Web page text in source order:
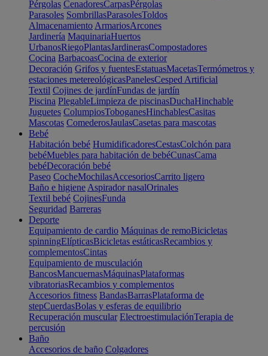
Pérgolas CenadoresCarpasPérgolas
Parasoles SombrillasParasolesToldos
Almacenamiento ArmariosArcones
Jardinería MaquinariaHuertos
UrbanosRiegoPlantasJardinerasCompostadores
Cocina BarbacoasCocina de exterior
Decoración Grifos y fuentesEstatuasMacetasTermómetros y
estaciones metereológicasPanelesCesped Artificial
Textil Cojines de jardínFundas de jardín
Piscina PlegableLimpieza de piscinasDuchaHinchable
Juguetes ColumpiosToboganesHinchablesCasitas
Mascotas ComederosJaulasCasetas para mascotas
Bebé
Habitación bebé HumidificadoresCestasColchón para
bebéMuebles para habitación de bebéCunasCama
bebéDecoración bebé
Paseo CocheMochilasAccesoriosCarrito ligero
Baño e higiene Aspirador nasalOrinales
Textil bebé CojinesFunda
Seguridad Barreras
Deporte
Equipamiento de cardio Máquinas de remoBicicletas
spinningElípticasBicicletas estáticasRecambios y
complementosCintas
Equipamiento de musculación
BancosMancuernasMáquinasPlataformas
vibratoriasRecambios y complementos
Accesorios fitness BandasBarrasPlataforma de
stepCuerdasBolas y esferas de equilibrio
Recuperación muscular ElectroestimulaciónTerapia de
percusión
Baño
Accesorios de baño Colgadores